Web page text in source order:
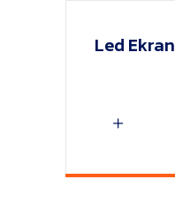
Led Ekran